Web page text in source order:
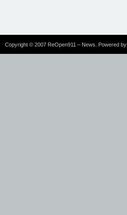
Copyright © 2007 ReOpen911 – News. Powered by